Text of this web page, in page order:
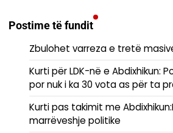
Postime të fundit
Zbulohet varreza e tretë
Kurti për LDK-në e Abdixhikun:
por nuk i ka 30 vota as për ta
Kurti pas takimit me
marrëveshje politike